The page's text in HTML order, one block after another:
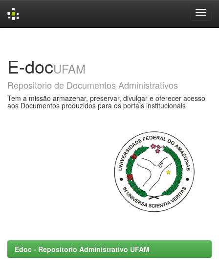
E-docUFAM
Repositorio de Documentos Administrativos
Tem a missão armazenar, preservar, divulgar e oferecer acesso
aos Documentos produzidos para os portais institucionais
Edoc - Repositorio Administrativo UFAM